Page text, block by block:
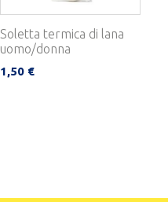
Soletta termica di lana
uomo/donna
1,50 €